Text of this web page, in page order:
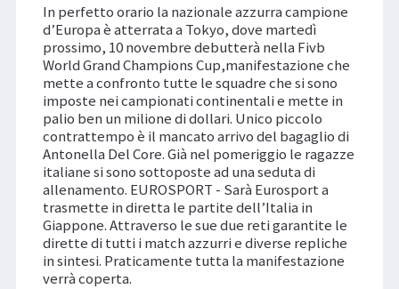
In perfetto orario la nazionale azzurra campione
d’Europa è atterrata a Tokyo, dove martedì
prossimo, 10 novembre debutterà nella Fivb
World Grand Champions Cup,manifestazione che
mette a confronto tutte le squadre che si sono
imposte nei campionati continentali e mette in
palio ben un milione di dollari. Unico piccolo
contrattempo è il mancato arrivo del bagaglio di
Antonella Del Core. Già nel pomeriggio le ragazze
italiane si sono sottoposte ad una seduta di
allenamento. EUROSPORT - Sarà Eurosport a
trasmette in diretta le partite dell’Italia in
Giappone. Attraverso le sue due reti garantite le
dirette di tutti i match azzurri e diverse repliche
in sintesi. Praticamente tutta la manifestazione
verrà coperta.